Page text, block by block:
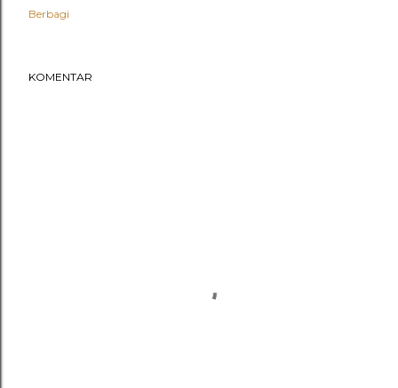
Berbagi
KOMENTAR